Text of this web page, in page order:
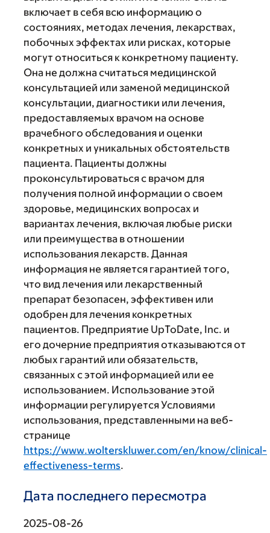
включает в себя всю информацию о
состояниях, методах лечения, лекарствах,
побочных эффектах или рисках, которые
могут относиться к конкретному пациенту.
Она не должна считаться медицинской
консультацией или заменой медицинской
консультации, диагностики или лечения,
предоставляемых врачом на основе
врачебного обследования и оценки
конкретных и уникальных обстоятельств
пациента. Пациенты должны
проконсультироваться с врачом для
получения полной информации о своем
здоровье, медицинских вопросах и
вариантах лечения, включая любые риски
или преимущества в отношении
использования лекарств. Данная
информация не является гарантией того,
что вид лечения или лекарственный
препарат безопасен, эффективен или
одобрен для лечения конкретных
пациентов. Предприятие UpToDate, Inc. и
его дочерние предприятия отказываются от
любых гарантий или обязательств,
связанных с этой информацией или ее
использованием. Использование этой
информации регулируется Условиями
использования, представленными на веб-
странице
https://www.wolterskluwer.com/en/know/clinical-
effectiveness-terms.
Дата последнего пересмотра
2025-08-26